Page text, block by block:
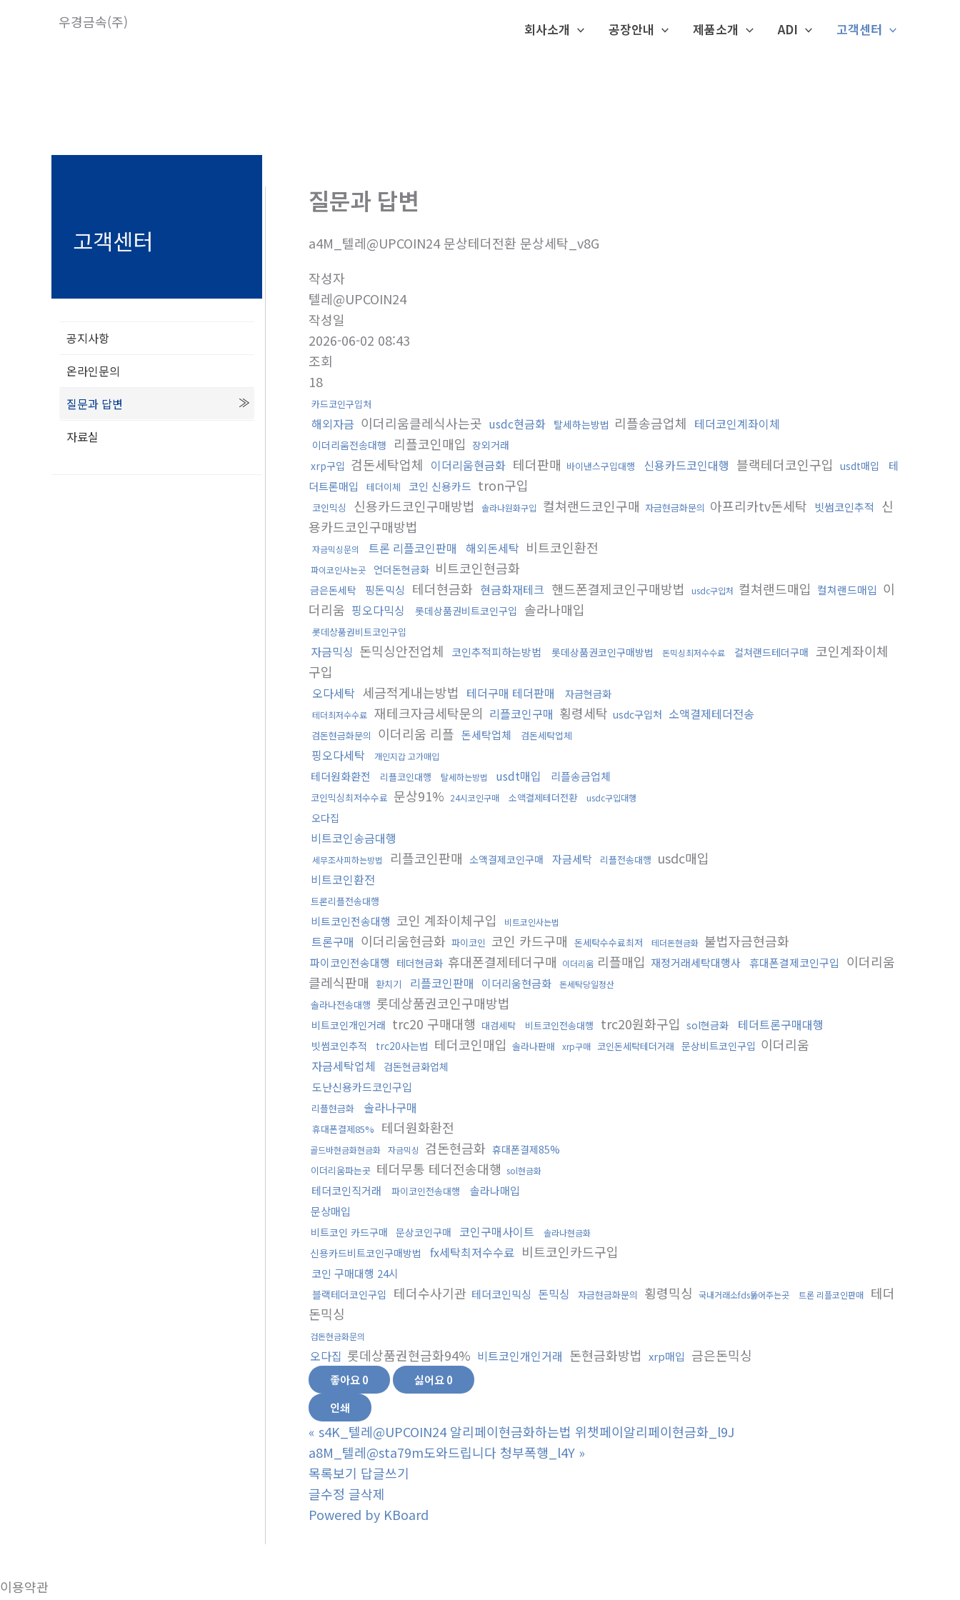
우경금속(주) 회사소개 공장안내 제품소개 ADI 고객센터
고객센터
공지사항
온라인문의
질문과 답변
자료실
질문과 답변
a4M_텔레@UPCOIN24 문상테더전환 문상세탁_v8G
작성자
텔레@UPCOIN24
작성일
2026-06-02 08:43
조회
18
카드코인구입처
해외자금 이더리움클레식사는곳 usdc현금화 탈세하는방법 리플송금업체 테더코인계좌이체
이더리움전송대행 리플코인매입 장외거래
xrp구입 검돈세탁업체 이더리움현금화 테더판매 바이낸스구입대행 신용카드코인대행 블랙테더코인구입 usdt매입
테
더트론매입
테더이체 코인 신용카드 tron구입
코인믹싱 신용카드코인구매방법 솔라나원화구입 컬쳐랜드코인구매 자금현금화문의 아프리카tv돈세탁 빗썸코인추적
신
용카드코인구매방법
자금믹싱문의 트론 리플코인판매 해외돈세탁 비트코인환전
파이코인사는곳 언더돈현금화 비트코인현금화
금은돈세탁 핑돈믹싱 테더현금화 현금화재테크 핸드폰결제코인구매방법 usdc구입처 컬쳐랜드매입 컬쳐랜드매입 이
더리움 핑오다믹싱 롯데상품권비트코인구입 솔라나매입
롯데상품권비트코인구입
자금믹싱 돈믹싱안전업체 코인추적피하는방법 롯데상품권코인구매방법 돈믹싱최저수수료 컬쳐랜드테더구매 코인계좌이체
구입
오다세탁 세금적게내는방법 테더구매 테더판매 자금현금화
테더최저수수료 재테크자금세탁문의 리플코인구매 횡령세탁 usdc구입처 소액결제테더전송
검돈현금화문의 이더리움 리플 돈세탁업체 검돈세탁업체
핑오다세탁 개인지갑 고가매입
테더원화환전 리플코인대행 탈세하는방법 usdt매입 리플송금업체
코인믹싱최저수수료 문상91% 24시코인구매 소액결제테더전환 usdc구입대행
오다집
비트코인송금대행
세무조사피하는방법 리플코인판매 소액결제코인구매 자금세탁 리플전송대행 usdc매입
비트코인환전
트론리플전송대행
비트코인전송대행 코인 계좌이체구입 비트코인사는법
트론구매 이더리움현금화 파이코인 코인 카드구매 돈세탁수수료최저 테더돈현금화 불법자금현금화
파이코인전송대행 테더현금화 휴대폰결제테더구매 이더리움 리플매입 재정거래세탁대행사 휴대폰결제코인구입
이더리움
클레식판매 환치기 리플코인판매 이더리움현금화 돈세탁당일정산
솔라나전송대행 롯데상품권코인구매방법
비트코인개인거래 trc20 구매대행 대검세탁 비트코인전송대행 trc20원화구입 sol현금화 테더트론구매대행
빗썸코인추적 trc20사는법 테더코인매입 솔라나판매 xrp구매 코인돈세탁테더거래 문상비트코인구입 이더리움
자금세탁업체 검돈현금화업체
도난신용카드코인구입
리플현금화 솔라나구매
휴대폰결제85% 테더원화환전
골드바현금화현금화 자금믹싱 검돈현금화 휴대폰결제85%
이더리움파는곳 테더무통 테더전송대행 sol현금화
테더코인직거래 파이코인전송대행
솔라나매입
문상매입
비트코인 카드구매 문상코인구매 코인구매사이트 솔라나현금화
신용카드비트코인구매방법 fx세탁최저수수료 비트코인카드구입
코인 구매대행 24시
블랙테더코인구입 테더수사기관 테더코인믹싱 돈믹싱 자금현금화문의 횡령믹싱 국내거래소fds뚫어주는곳 트론 리플코인판매
테더
돈믹싱
검돈현금화문의
오다집 롯데상품권현금화94% 비트코인개인거래 돈현금화방법 xrp매입 금은돈믹싱
좋아요0 싫어요0
인쇄
« s4K_텔레@UPCOIN24 알리페이현금화하는법 위챗페이알리페이현금화_l9J
a8M_텔레@sta79m도와드립니다 청부폭행_l4Y »
목록보기 답글쓰기
글수정 글삭제
Powered by KBoard
이용약관